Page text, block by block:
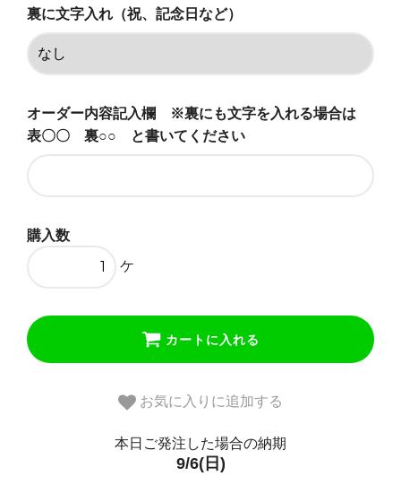
黒１色（ブラックメッキ）
64,350円(税込)
69,850円(税込)
銀１色（ロジウムメッキ）
69,850円(税込)
裏に文字入れ（祝、記念日など）
オーダー内容記入欄 ※裏にも文字を入れる場合は
表〇〇 裏○○ と書いてください
購入数
ケ
カートに入れる
お気に入りに追加する
本日ご発注した場合の納期
9/6(日)